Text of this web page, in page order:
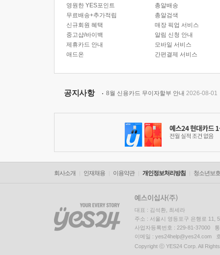
영원한 YES포인트
무료배송+추가적립
신규회원 혜택
중고샵/바이백
제휴카드 안내
애드온
총알배송
총알검색
매장 픽업 서비스
알림 신청 안내
모바일 서비스
간편결제 서비스
공지사항 8월 신용카드 무이자할부 안내 2026-08-01
회사소개 인재채용 이용약관 개인정보처리방침 청소년보
대표 : 김석환, 최세라
주소 : 서울시 영등포구 은행로 11,
사업자등록번호 : 229-81-37000
이메일 : yes24help@yes24.com
Copyright ⓒ YES24 Corp. All